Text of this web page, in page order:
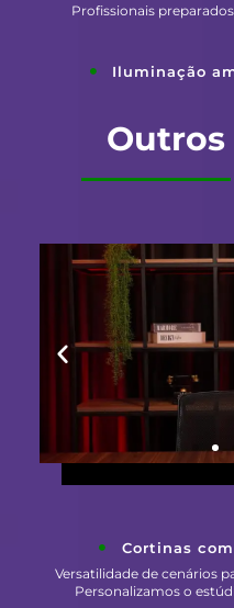
Profissionais
Iluminação
Outros
Cortinas
Versatilidade de cenários
Personalizamos o